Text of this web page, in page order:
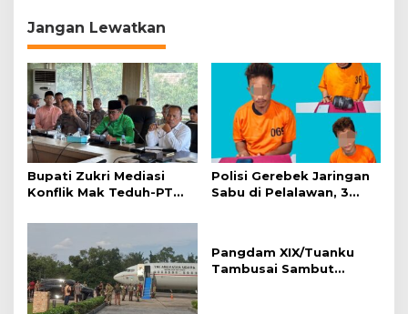
g
a
s
i
p
o
s
Jangan Lewatkan
Bupati Zukri Mediasi
Konflik Mak Teduh-PT
Polisi Gerebek Jaringan
Sabu di Pelalawan, 3
Pangdam XIX/Tuanku
Tambusai Sambut